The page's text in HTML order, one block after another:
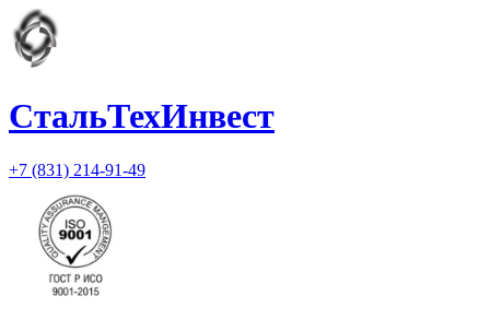
СтальТехИнвест
+7 (831) 214-91-49